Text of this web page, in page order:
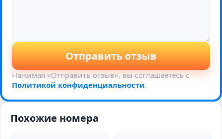
Отправить отзыв
Нажимая «Отправить отзыв», вы соглашаетесь с
Политикой конфиденциальности.
Похожие номера